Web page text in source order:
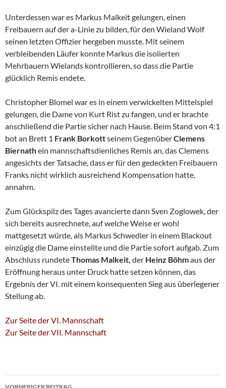
Unterdessen war es Markus Malkeit gelungen, einen
Freibauern auf der a-Linie zu bilden, für den Wieland Wolf
seinen letzten Offizier hergeben musste. Mit seinem
verbleibenden Läufer konnte Markus die isolierten
Mehrbauern Wielands kontrollieren, so dass die Partie
glücklich Remis endete.
Christopher Blomel war es in einem verwickelten Mittelspiel
gelungen, die Dame von Kurt Rist zu fangen, und er brachte
anschließend die Partie sicher nach Hause. Beim Stand von 4:1
bot an Brett 1 Frank Borkottseinem GegenüberClemens
Biernathein mannschaftsdienliches Remis an, das Clemens
angesichts der Tatsache, dass er für den gedeckten Freibauern
Franks nicht wirklich ausreichend Kompensation hatte,
annahm.
Zum Glückspilz des Tages avancierte dann Sven Zoglowek, der
sich bereits ausrechnete, auf welche Weise er wohl
mattgesetzt würde, als Markus Schwedler in einem Blackout
einzügig die Dame einstellte und die Partie sofort aufgab. Zum
Abschluss rundeteThomas Malkeit, der Heinz Böhmaus der
Eröffnung heraus unter Druck hatte setzen können, das
Ergebnis der VI. mit einem konsequenten Sieg aus überlegener
Stellung ab.
Zur Seite der VI. Mannschaft
Zur Seite der VII. Mannschaft
Beitragsnavigation